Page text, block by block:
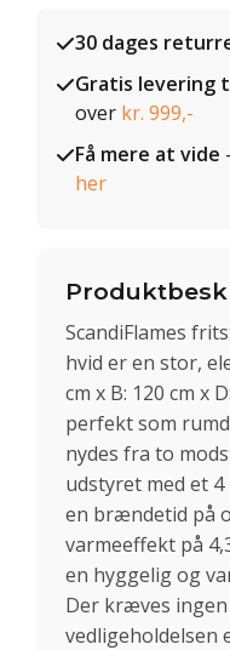
30 dages
Gratis levering
over kr. 999,-
Få mere at vide
her
ScandiFlames
hvid er en stor,
cm x B: 120 cm x
perfekt som
nydes fra to
udstyret med et
en brændetid på
varmeeffekt på
en hyggelig og
Der kræves
vedligeholdelsen